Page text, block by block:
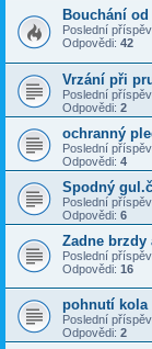
Bouchání
Poslední
Odpovědi: 42
Vrzání při
Poslední
Odpovědi: 2
ochranný
Poslední
Odpovědi: 4
Spodný
Poslední
Odpovědi: 6
Zadne brzdy
Poslední
Odpovědi: 16
pohnutí kola
Poslední
Odpovědi: 2